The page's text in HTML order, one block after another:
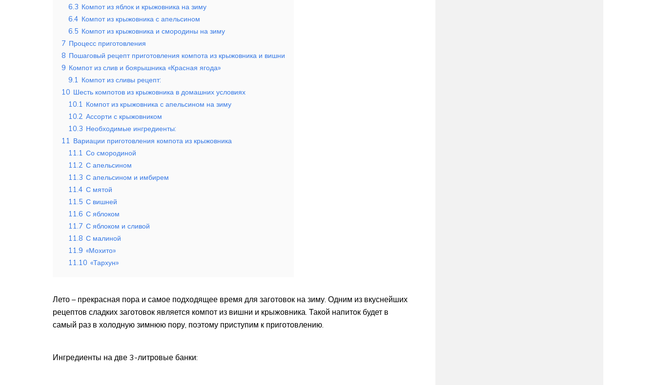
6.3 Компот из яблок и крыжовника на зиму
6.4 Компот из крыжовника с апельсином
6.5 Компот из крыжовника и смородины на зиму
7 Процесс приготовления
8 Пошаговый рецепт приготовления компота из крыжовника и вишни
9 Компот из слив и боярышника «Красная ягода»
9.1 Компот из сливы рецепт:
10 Шесть компотов из крыжовника в домашних условиях
10.1 Компот из крыжовника с апельсином на зиму
10.2 Ассорти с крыжовником
10.3 Необходимые ингредиенты:
11 Вариации приготовления компота из крыжовника
11.1 Со смородиной
11.2 С апельсином
11.3 С апельсином и имбирем
11.4 С мятой
11.5 С вишней
11.6 С яблоком
11.7 С яблоком и сливой
11.8 С малиной
11.9 «Мохито»
11.10 «Тархун»
Лето – прекрасная пора и самое подходящее время для заготовок на зиму. Одним из вкуснейших
рецептов сладких заготовок является компот из вишни и крыжовника. Такой напиток будет в
самый раз в холодную зимнюю пору, поэтому приступим к приготовлению.
Ингредиенты на две 3-литровые банки: